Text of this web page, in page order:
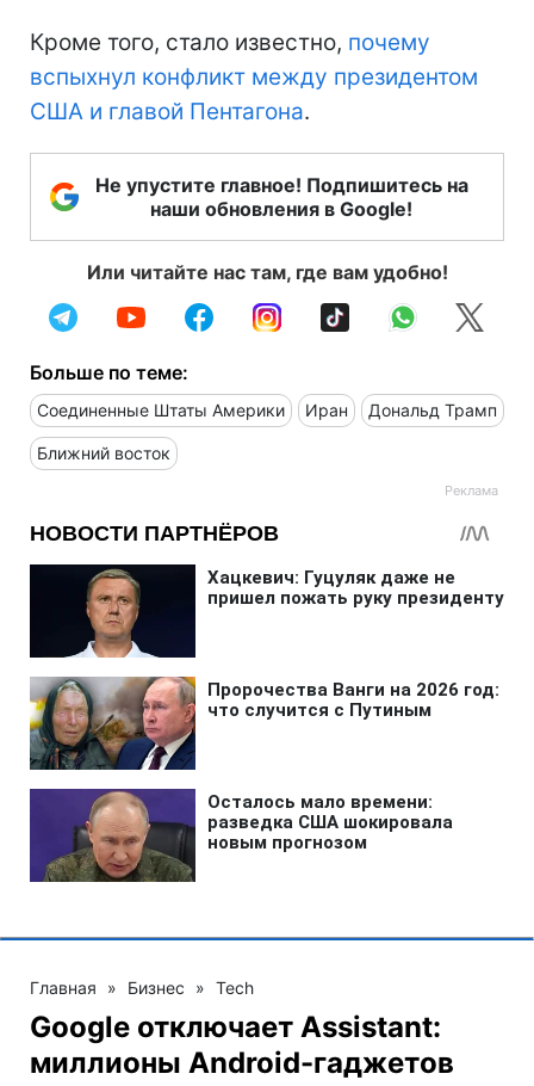
Кроме того, стало известно, почему
вспыхнул конфликт между президентом
США и главой Пентагона.
Не упустите главное! Подпишитесь на
наши обновления в Google!
Или читайте нас там, где вам удобно!
Больше по теме:
Соединенные Штаты Америки Иран Дональд Трамп
Ближний восток
Главная » Бизнес » Tech
Google отключает Assistant:
миллионы Android-гаджетов